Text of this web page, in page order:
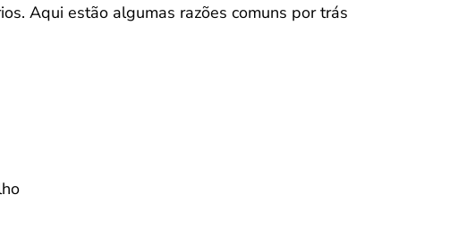
Aqui estão algumas razões comuns por trás